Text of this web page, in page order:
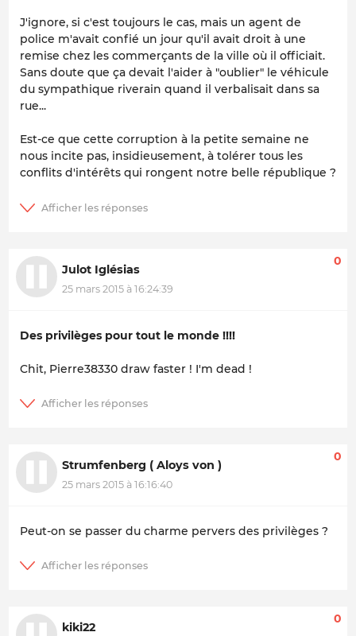
J'ignore, si c'est toujours le cas, mais un agent de
police m'avait confié un jour qu'il avait droit à une
remise chez les commerçants de la ville où il officiait.
Sans doute que ça devait l'aider à "oublier" le véhicule
du sympathique riverain quand il verbalisait dans sa
rue...
Est-ce que cette corruption à la petite semaine ne
nous incite pas, insidieusement, à tolérer tous les
conflits d'intérêts qui rongent notre belle république ?
Julot Iglésias
25 mars 2015 à 16:24:39
0
Des privilèges pour tout le monde !!!!
Chit, Pierre38330 draw faster ! I'm dead !
Strumfenberg ( Aloys von )
25 mars 2015 à 16:16:40
0
Peut-on se passer du charme pervers des privilèges ?
kiki22
0